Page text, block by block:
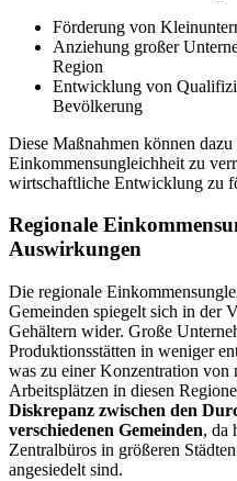
Förderung von
Anziehung großer
Region
Entwicklung von
Bevölkerung
Diese Maßnahmen können
Einkommensungleichheit zu
wirtschaftliche Entwicklung zu
Regionale
Auswirkungen
Die regionale
Gemeinden spiegelt sich in der
Gehältern wider. Große
Produktionsstätten in weniger
was zu einer Konzentration von
Arbeitsplätzen in diesen
Diskrepanz zwischen den
verschiedenen Gemeinden, da
Zentralbüros in größeren
angesiedelt sind.